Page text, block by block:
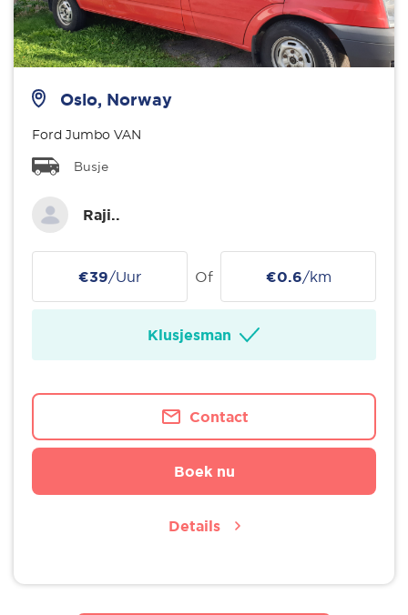
Oslo, Norway
Ford Jumbo VAN
Busje
Raji..
€39/Uur Of €0.6/km
Klusjesman
Contact
Boek nu
Details